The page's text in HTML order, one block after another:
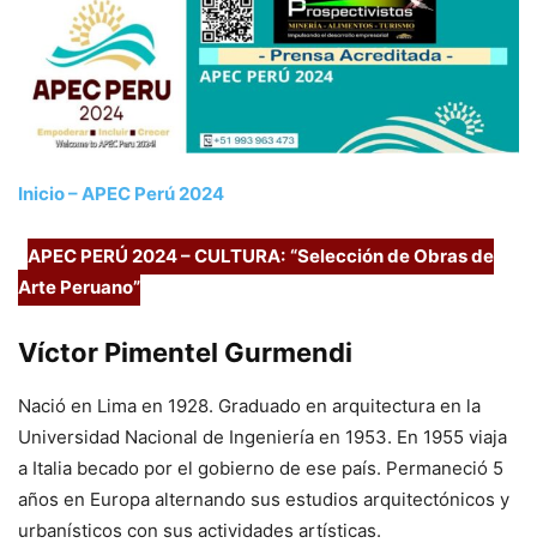
Inicio – APEC Perú 2024
APEC PERÚ 2024 – CULTURA: “Selección de Obras de
Arte Peruano”
Víctor Pimentel Gurmendi
Nació en Lima en 1928. Graduado en arquitectura en la
Universidad Nacional de Ingeniería en 1953. En 1955 viaja
a Italia becado por el gobierno de ese país. Permaneció 5
años en Europa alternando sus estudios arquitectónicos y
urbanísticos con sus actividades artísticas.